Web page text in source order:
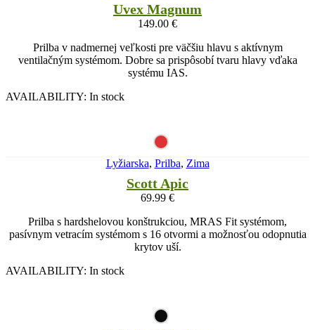
Uvex Magnum
149.00 €
Prilba v nadmernej veľkosti pre väčšiu hlavu s aktívnym
ventilačným systémom. Dobre sa prispôsobí tvaru hlavy vďaka
systému IAS.
AVAILABILITY: In stock
Lyžiarska, Prilba, Zima
Scott Apic
69.99 €
Prilba s hardshelovou konštrukciou, MRAS Fit systémom,
pasívnym vetracím systémom s 16 otvormi a možnosťou odopnutia
krytov uší.
AVAILABILITY: In stock